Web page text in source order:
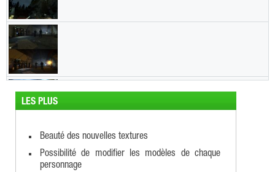
LES PLUS
Beauté des nouvelles textures
Possibilité de modifier les modèles de chaque
personnage